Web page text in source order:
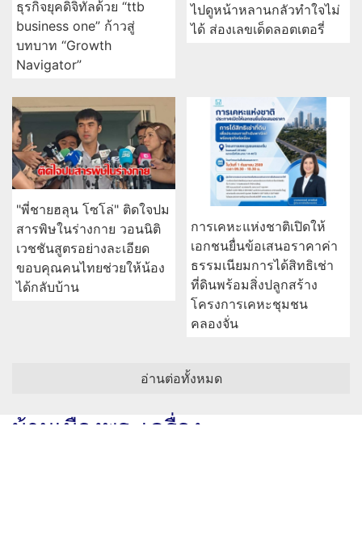
ธุรกิจยุคดิจิทัลด้วย “ttb
business one” ก้าวสู่
บทบาท “Growth
Navigator”
ไปดูหน้าหลานกลัวทำใจไม่
ได้ ส่องเลขเด็ดลอตเตอรี่
"พี่ชายฮลุน โซโล่" ติดใจปม
สารพิษในร่างกาย วอนนิติ
เวชชันสูตรอย่างละเอียด
ขอบคุณคนไทยช่วยให้น้อง
ได้กลับบ้าน
การเคหะแห่งชาติเปิดให้
เอกชนยื่นข้อเสนอราคาค่า
ธรรมเนียมการได้สิทธิเช่า
ที่ดินพร้อมสิ่งปลูกสร้าง
โครงการเคหะชุมชน
คลองจั่น
อ่านต่อทั้งหมด
บ้านเมืองพระเครื่อง